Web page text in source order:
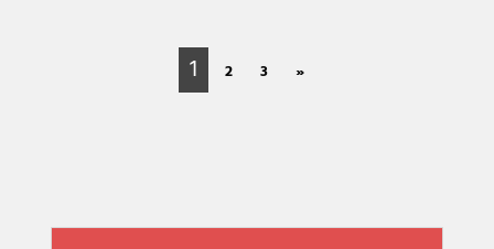
1 2 3 »